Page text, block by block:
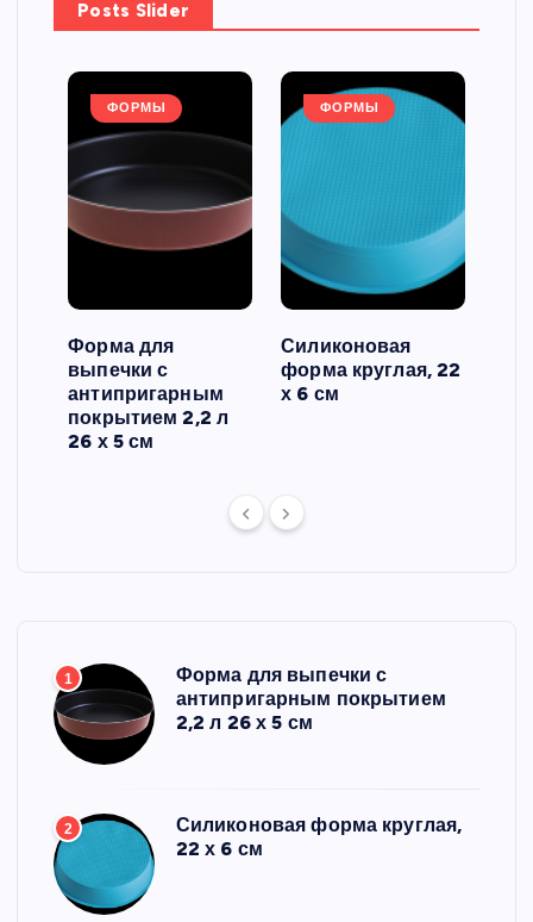
Posts Slider
ФОРМЫ
Форма для
выпечки с
антипригарным
покрытием 2,2 л
26 х 5 см
ФОРМЫ
Силиконовая
форма круглая, 22
х 6 см
1
Форма для выпечки с
антипригарным покрытием
2,2 л 26 х 5 см
2
Силиконовая форма круглая,
22 х 6 см